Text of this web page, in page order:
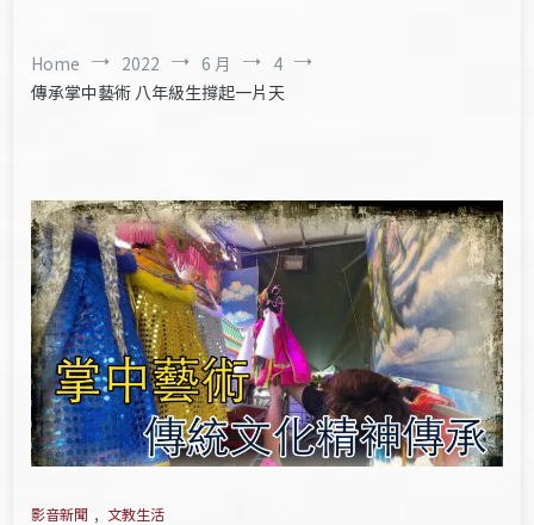
Home 2022 6 月
4
傳承掌中藝術 八年級生撐起一片天
影音新聞 , 文教生活